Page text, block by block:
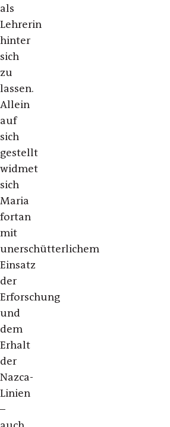
als
Lehrerin
hinter
sich
zu
lassen.
Allein
auf
sich
gestellt
widmet
sich
Maria
fortan
mit
unerschütterlichem
Einsatz
der
Erforschung
und
dem
Erhalt
der
Nazca-
Linien
–